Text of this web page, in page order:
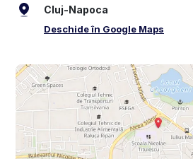
Cluj-Napoca
Deschide în Google Maps